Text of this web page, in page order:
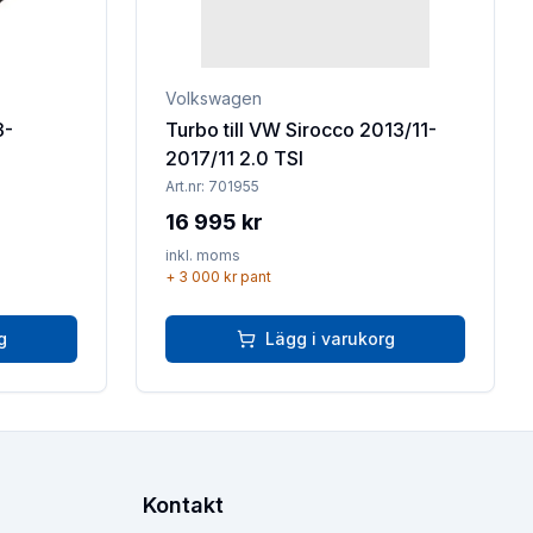
Volkswagen
Turbo till VW Sirocco 2013/11-
2017/11 2.0 TSI
Art.nr: 701955
16 995 kr
inkl. moms
+ 3 000 krpant
Lägg i varukorg
Kontakt